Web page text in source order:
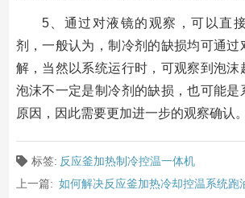
5、通过对液镜的观察，可以直
剂，一般认为，制冷剂的缺损均可通过
解，当然以系统运行时，可观察到泡沫
泡沫不一定是制冷剂的缺损，也可能是
原因，因此需要更加进一步的观察确认。
标签: 反应釜加热制冷控温一体机
上一篇: 如何解决反应釜加热冷却控温系统跑